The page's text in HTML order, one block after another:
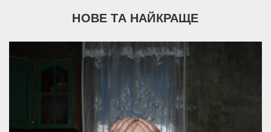
НОВЕ ТА НАЙКРАЩЕ